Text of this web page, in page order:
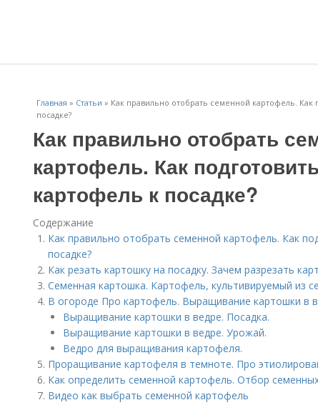
Главная » Статьи » Как правильно отобрать семенной картофель. Как
посадке?
Как правильно отобрать
картофель. Как
картофель к посадке?
Содержание
Как правильно отобрать семенной картофель. Как
посадке?
Как резать картошку на посадку. Зачем разрезать
Семенная картошка. Картофель, культивируемый из
В огороде Про картофель. Выращивание картошки в
Выращивание картошки в ведре. Посадка.
Выращивание картошки в ведре. Урожай.
Ведро для выращивания картофеля.
Проращивание картофеля в темноте. Про
Как определить семенной картофель. Отбор
Видео как выбрать семенной картофель